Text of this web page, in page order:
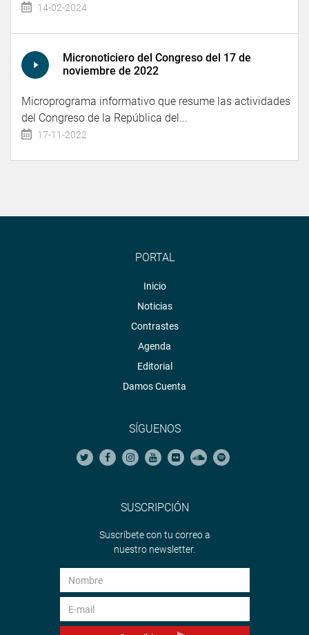
14-02-2024
Micronoticiero del Congreso del 17 de
noviembre de 2022
Microprograma informativo que resume las actividades
del Congreso de la República del...
17-11-2022
PORTAL
Inicio
Noticias
Contrastes
Agenda
Editorial
Damos Cuenta
SÍGUENOS
SUSCRIPCIÓN
Suscríbete con tu correo a
nuestro newsletter.